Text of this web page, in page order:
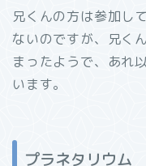
兄くんの方は参加し
ないのですが、兄く
まったようで、あれ
います。
プラネタリウム